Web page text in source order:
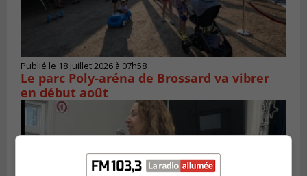
Publié le 18 juillet 2026 à 07h58
Le parc Poly-aréna de Brossard va vibrer
en début août